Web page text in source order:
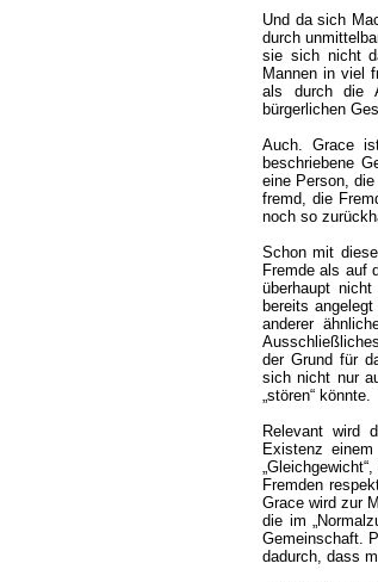
Und da sich
durch
sie sich nicht
Mannen in viel
als durch die
bürgerlichen
Auch. Grace
beschriebene
eine Person,
fremd, die
noch so
Schon mit
Fremde als auf
überhaupt
bereits
anderer
der Grund für
sich nicht nur
„stören“ könnte.
Relevant wird
Existenz
Fremden
Grace wird zur
die im
Gemeinschaft.
dadurch, dass